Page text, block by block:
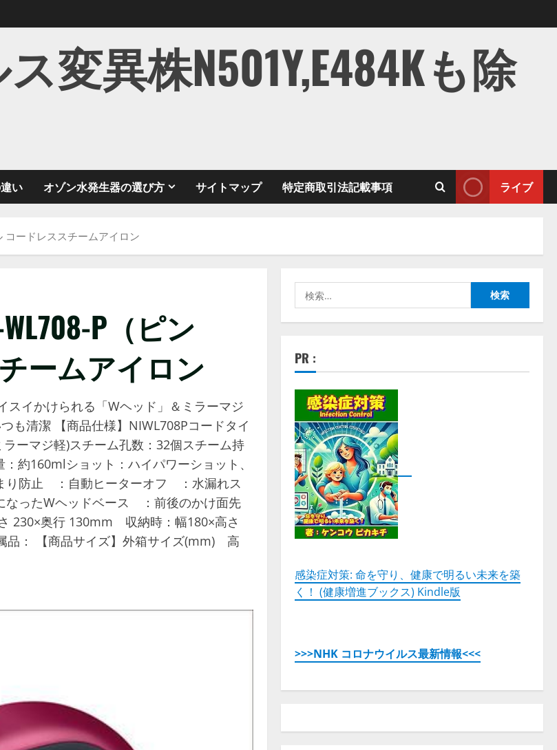
変異株N501Y,E484Kも除
い オゾン水発生器の選び方 サイトマップ 特定商取引法記載事項 ライブ
ードレススチームアイロン
P（ピン
ームアイロン
イかけられる「Wヘッド」＆ミラーマジ
も清潔 【商品仕様】NIWL708Pコードタイ
ーマジ軽)スチーム孔数：32個スチーム持
約160mlショット：ハイパワーショット、
り防止 ：自動ヒーターオフ ：水漏れス
ったWヘッドベース ：前後のかけ面先
230×奥行 130mm 収納時：幅180×高さ
： 【商品サイズ】外箱サイズ(mm) 高
索:
PR :
感染症対策: 命を守り、健康で明るい未来を築
く！ (健康増進ブックス) Kindle版
>>>NHK コロナウイルス最新情報<<<